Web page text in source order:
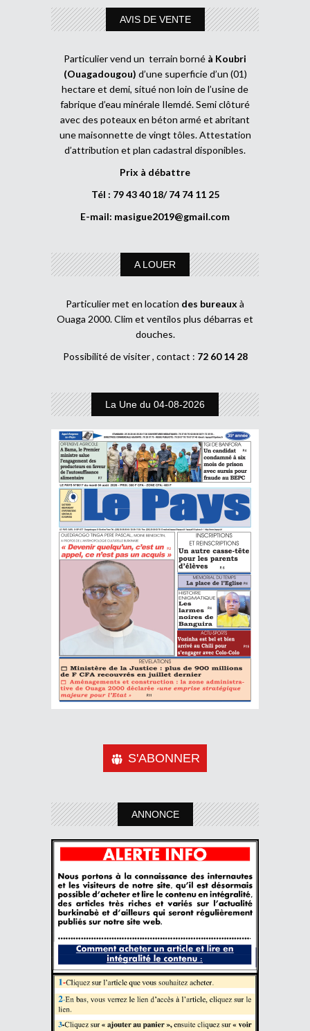
AVIS DE VENTE
Particulier vend un terrain borné à Koubri
(Ouagadougou) d’une superficie d’un (01)
hectare et demi, situé non loin de l’usine de
fabrique d’eau minérale Ilemdé. Semi clôturé
avec des poteaux en béton armé et abritant
une maisonnette de vingt tôles. Attestation
d’attribution et plan cadastral disponibles.
Prix à débattre
Tél : 79 43 40 18/ 74 74 11 25
E-mail: masigue2019@gmail.com
A LOUER
Particulier met en location des bureaux à
Ouaga 2000. Clim et ventilos plus débarras et
douches.
Possibilité de visiter , contact : 72 60 14 28
La Une du 04-08-2026
S'ABONNER
ANNONCE